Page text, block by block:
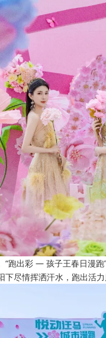
“跑出彩 — 孩子王春日漫
尽情挥洒汗水，跑出活力